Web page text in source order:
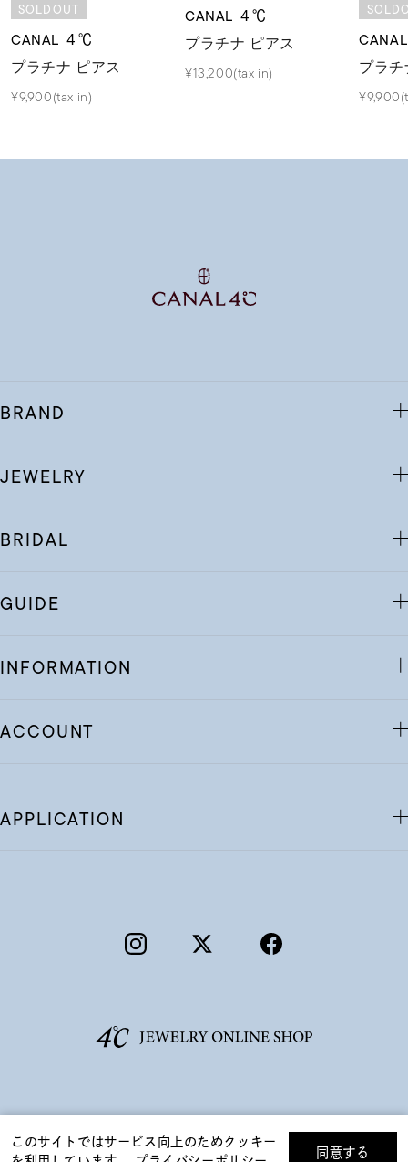
SOLDOUT
CANAL ４℃
プラチナ ピアス
¥9,900(tax in)
CANAL ４℃
プラチナ ピアス
¥13,200(tax in)
プラ
BRAND
JEWELRY
BRIDAL
GUIDE
INFORMATION
ACCOUNT
APPLICATION
このサイトではサービス向上のためクッキー
同意する